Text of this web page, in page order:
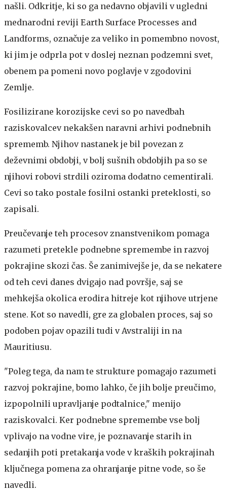
našli. Odkritje, ki so ga nedavno objavili v ugledni
mednarodni reviji Earth Surface Processes and
Landforms, označuje za veliko in pomembno novost,
ki jim je odprla pot v doslej neznan podzemni svet,
obenem pa pomeni novo poglavje v zgodovini
Zemlje.
Fosilizirane korozijske cevi so po navedbah
raziskovalcev nekakšen naravni arhivi podnebnih
sprememb. Njihov nastanek je bil povezan z
deževnimi obdobji, v bolj sušnih obdobjih pa so se
njihovi robovi strdili oziroma dodatno cementirali.
Cevi so tako postale fosilni ostanki preteklosti, so
zapisali.
Preučevanje teh procesov znanstvenikom pomaga
razumeti pretekle podnebne spremembe in razvoj
pokrajine skozi čas. Še zanimivejše je, da se nekatere
od teh cevi danes dvigajo nad površje, saj se
mehkejša okolica erodira hitreje kot njihove utrjene
stene. Kot so navedli, gre za globalen proces, saj so
podoben pojav opazili tudi v Avstraliji in na
Mauritiusu.
"Poleg tega, da nam te strukture pomagajo razumeti
razvoj pokrajine, bomo lahko, če jih bolje preučimo,
izpopolnili upravljanje podtalnice," menijo
raziskovalci. Ker podnebne spremembe vse bolj
vplivajo na vodne vire, je poznavanje starih in
sedanjih poti pretakanja vode v kraških pokrajinah
ključnega pomena za ohranjanje pitne vode, so še
navedli.